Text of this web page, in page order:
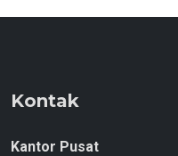
Kontak
Kantor Pusat